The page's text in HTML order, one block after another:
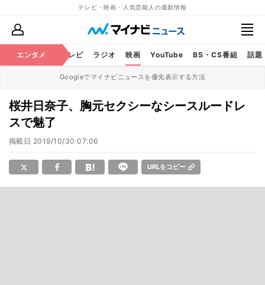
テレビ・映画・人気芸能人の最新情報
エンタメ
芸能 テレビ ラジオ 映画 YouTube BS・CS番組 話題
Googleでマイナビニュースを優先表示する方法
桜井日奈子、胸元セクシーなシースルードレ
スで魅了
掲載日 2019/10/30 07:06
URLをコピー